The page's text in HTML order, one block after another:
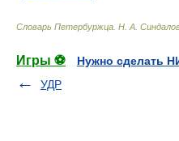
Словарь Петербуржца Н. А.
Игры ⚽
Нужно сделать
УДР